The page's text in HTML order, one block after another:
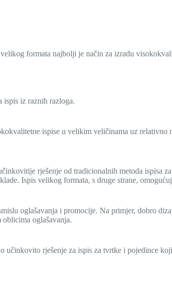
formata najbolji je način za izradu
ispis iz raznih razloga.
ispise u velikim veličinama uz
rješenje od tradicionalnih metoda ispisa
Ispis velikog formata, s druge strane,
oglašavanja i promocije. Na primjer, dobro
oglašavanja.
učinkovito rješenje za ispis za tvrtke i pojedince